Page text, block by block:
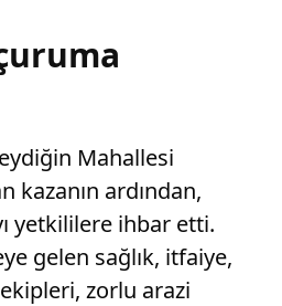
Mahallesi
kazanın ardından,
yetkililere ihbar etti.
gelen sağlık, itfaiye,
zorlu arazi